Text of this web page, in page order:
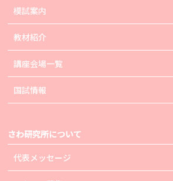
模試案内
教材紹介
講座会場一覧
国試情報
さわ研究所について
代表メッセージ